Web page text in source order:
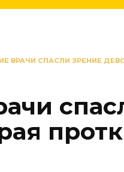
ВРАЧИ СПАСЛИ ЗРЕНИЕ